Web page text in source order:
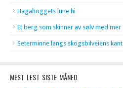
Hagahoggets lune hi
Et berg som skinner av sølv med mer
Seterminne langs skogsbilveiens kant
MEST LEST SISTE MÅNED